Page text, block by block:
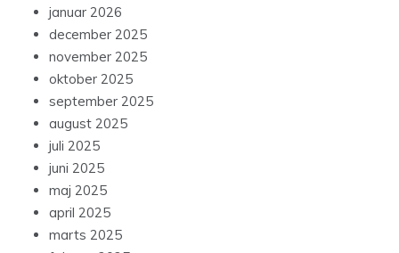
januar 2026
december 2025
november 2025
oktober 2025
september 2025
august 2025
juli 2025
juni 2025
maj 2025
april 2025
marts 2025